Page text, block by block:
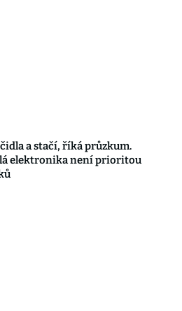
a stačí, říká průzkum.
elektronika není prioritou